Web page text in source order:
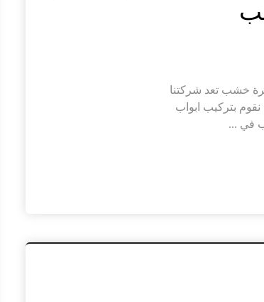
في الفجيرة |0564421019| منجرة خشب تعد شركتنا
نقوم بتركيب ابواب
في ...